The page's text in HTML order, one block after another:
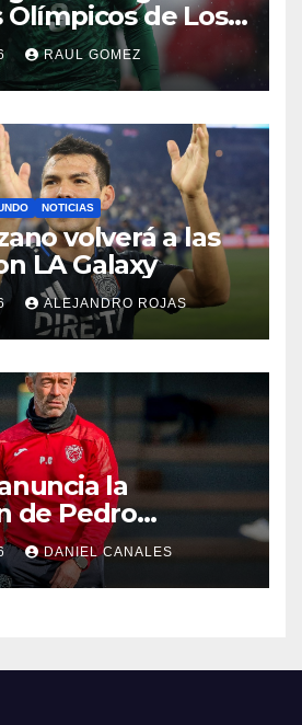
Olímpicos de Los
RAUL GOMEZ
NOTICIAS
volverá a las
LA Galaxy
ALEJANDRO ROJAS
la
de Pedro
DANIEL CANALES